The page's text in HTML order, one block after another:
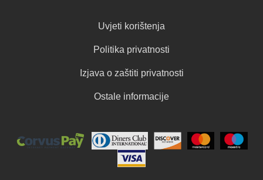
Uvjeti korištenja
Politika privatnosti
Izjava o zaštiti privatnosti
Ostale informacije